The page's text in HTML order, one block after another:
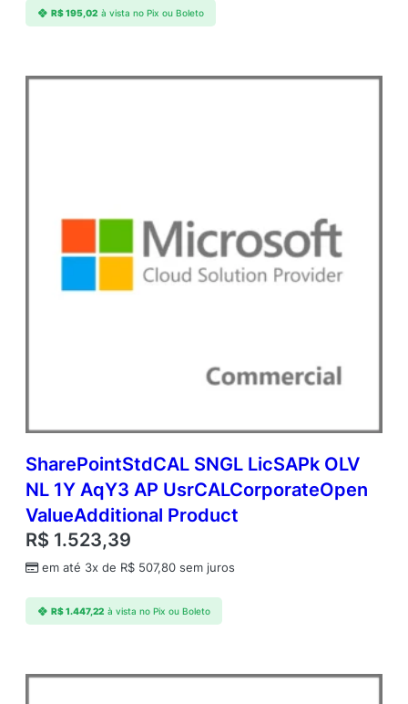
R$195,02 à vista no Pix ou Boleto
SharePointStdCAL SNGL LicSAPk OLV
NL 1Y AqY3 AP UsrCALCorporateOpen
ValueAdditional Product
R$ 1.523,39
em até 3x de R$ 507,80 sem juros
R$1.447,22 à vista no Pix ou Boleto